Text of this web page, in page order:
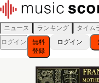
ニュース ランキング タイム
ログイン
無料
登録
ログイン